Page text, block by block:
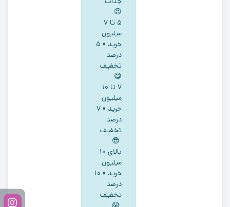
😍
5 تا ۷
میلیون
خرید » ۵
درصد
تخفیف
😋
۷ تا ۱۰
میلیون
خرید » ۷
درصد
تخفیف
😎
بالای ۱۰
میلیون
خرید » ۱۰
درصد
تخفیف